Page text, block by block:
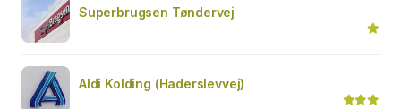
Superbrugsen Tøndervej
Aldi Kolding (Haderslevvej)